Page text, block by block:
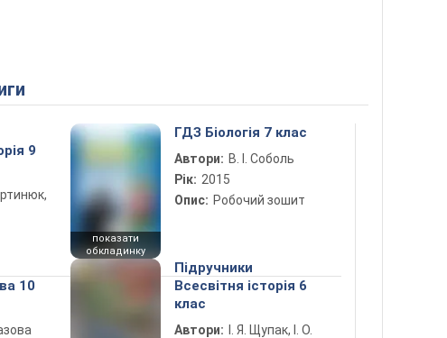
9
показати
обкладинку
ГДЗ Біологія 7 клас
Автори: В. І. Соболь
Рік: 2015
Опис: Робочий зошит
10
Підручники
Всесвітня історія 6
клас
Автори:
І. Я. Щупак, І. О.